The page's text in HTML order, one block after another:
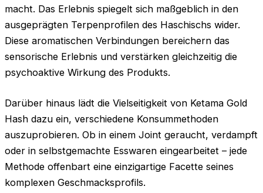
macht. Das Erlebnis spiegelt sich maßgeblich in den
ausgeprägten Terpenprofilen des Haschischs wider.
Diese aromatischen Verbindungen bereichern das
sensorische Erlebnis und verstärken gleichzeitig die
psychoaktive Wirkung des Produkts.
Darüber hinaus lädt die Vielseitigkeit von Ketama Gold
Hash dazu ein, verschiedene Konsummethoden
auszuprobieren. Ob in einem Joint geraucht, verdampft
oder in selbstgemachte Esswaren eingearbeitet – jede
Methode offenbart eine einzigartige Facette seines
komplexen Geschmacksprofils.